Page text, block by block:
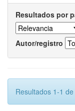
Resultados por
Autor/registro
Resultados 1-1 de